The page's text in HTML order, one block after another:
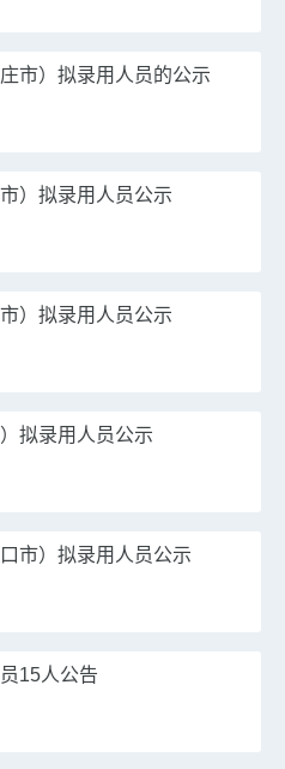
市）拟录用人员的公示
）拟录用人员公示
）拟录用人员公示
拟录用人员公示
市）拟录用人员公示
15人公告